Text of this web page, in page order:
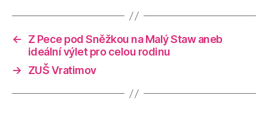
←
Z Pece pod Sněžkou na Malý Staw aneb
ideální výlet pro celou rodinu
→
ZUŠ Vratimov